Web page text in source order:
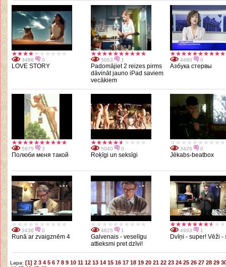
3468 0
LOVE STORY
5063 1
Padomājiet 2 reizes pirms
dāvināt jauno iPad saviem
vecākiem
4480 0
Азбука стервы
5875 3
Полюби меня такой
5040 0
Roķīgi un seksīgi
3426 0
Jēkabs-beatbox
3436 0
Runā ar zvaigznēm 4
4625 1
Galvenais - veselīgu
attieksmi pret dzīvi!
4993 1
Dvīņi - super! Vēži -
Lapa: [1] 2 3 4 5 6 7 8 9 10 11 12 13 14 15 16 17 18 19 20 21 22 23 24 25 26 27 28 29